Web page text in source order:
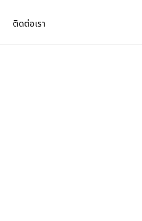
ติดต่อเรา